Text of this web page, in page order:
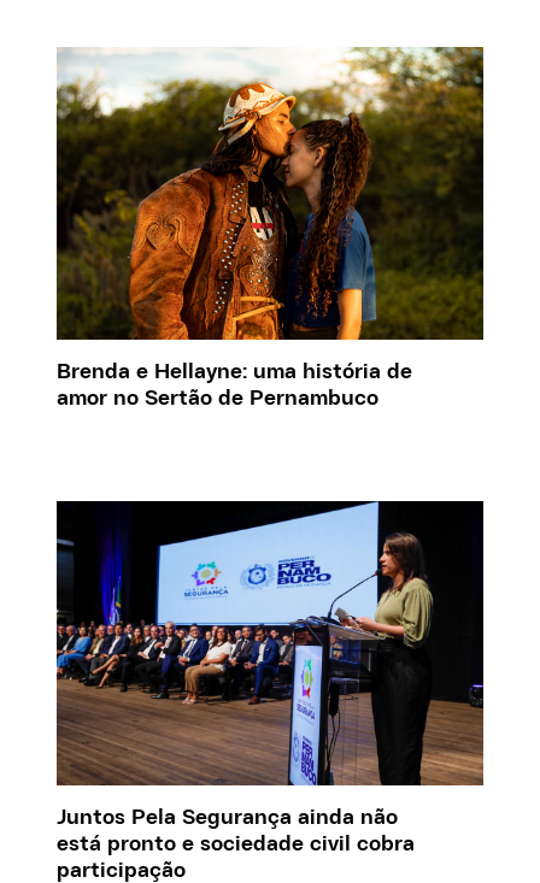
Brenda e Hellayne: uma história de
amor no Sertão de Pernambuco
Juntos Pela Segurança ainda não
está pronto e sociedade civil cobra
participação